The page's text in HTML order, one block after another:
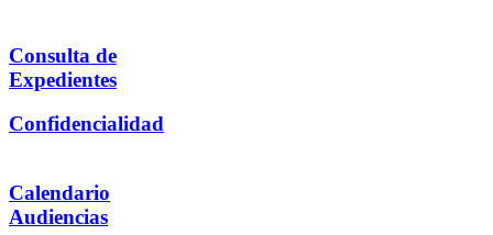
Consulta de
Expedientes
Confidencialidad
Calendario
Audiencias